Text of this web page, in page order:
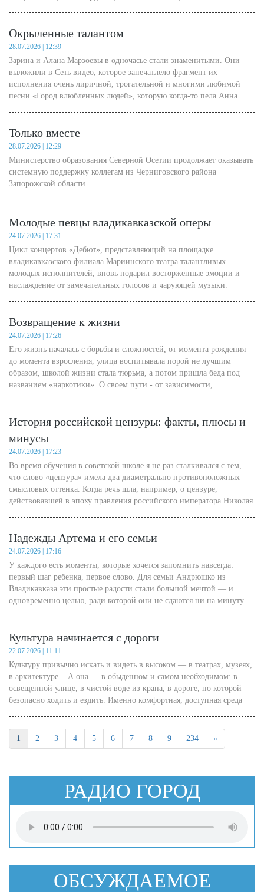
безопасности (СБ) упомянутой организации, контролирующей
планирование и руководство военными операциями в регионе.
Окрыленные талантом
28.07.2026 | 12:39
Зарина и Алана Марзоевы в одночасье стали знаменитыми. Они
выложили в Сеть видео, которое запечатлело фрагмент их
исполнения очень лиричной, трогательной и многими любимой
песни «Город влюбленных людей», которую когда-то пела Анна
Только вместе
28.07.2026 | 12:29
Министерство образования Северной Осетии продолжает оказывать
системную поддержку коллегам из Черниговского района
Запорожской области.
Молодые певцы владикавказской оперы
24.07.2026 | 17:31
Цикл концертов «Дебют», представляющий на площадке
владикавказского филиала Мариинского театра талантливых
молодых исполнителей, вновь подарил восторженные эмоции и
наслаждение от замечательных голосов и чарующей музыки.
Возвращение к жизни
24.07.2026 | 17:26
Его жизнь началась с борьбы и сложностей, от момента рождения
до момента взросления, улица воспитывала порой не лучшим
образом, школой жизни стала тюрьма, а потом пришла беда под
названием «наркотики». О своем пути - от зависимости,
кто столкнулся с этой проблемой.
История российской цензуры: факты, плюсы и
минусы
24.07.2026 | 17:23
Во время обучения в советской школе я не раз сталкивался с тем,
что слово «цензура» имела два диаметрально противоположных
смысловых оттенка. Когда речь шла, например, о цензуре,
действовавшей в эпоху правления российского императора Николая
«нетерпимая к инакомыслию» и т.д.
Надежды Артема и его семьи
24.07.2026 | 17:16
У каждого есть моменты, которые хочется запомнить навсегда:
первый шаг ребенка, первое слово. Для семьи Андрюшко из
Владикавказа эти простые радости стали большой мечтой — и
одновременно целью, ради которой они не сдаются ни на минуту.
Культура начинается с дороги
22.07.2026 | 11:11
Культуру привычно искать и видеть в высоком — в театрах, музеях,
в архитектуре... А она — в обыденном и самом необходимом: в
освещенной улице, в чистой воде из крана, в дороге, по которой
безопасно ходить и ездить. Именно комфортная, доступная среда
районного до республиканского уровня — планомерно и
последовательно решает эти вопросы системной работой.
1 2 3 4 5 6 7 8 9 234 »
РАДИО ГОРОД
ОБСУЖДАЕМОЕ